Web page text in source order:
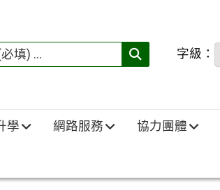
搜
填)：
字級：
學 網路服務 協力團體